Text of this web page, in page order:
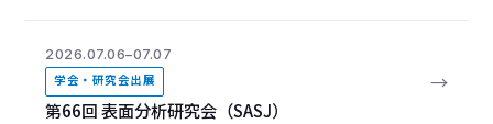
2026.07.06–07.07
学会・研究会出展
第66回 表面分析研究会（SASJ）
→